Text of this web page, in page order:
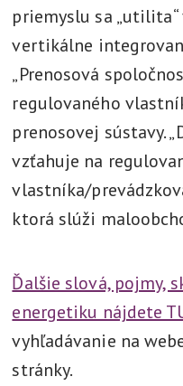
r
i
i
priemyslu sa
vertikálne
„Prenosová
regulovaného
prenosovej sústavy.
vzťahuje na
vlastníka/
ktorá slúži
Ďalšie slová, pojmy,
energetiku nájdete
vyhľadávanie na
stránky.